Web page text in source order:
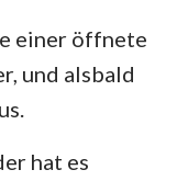
einer öffnete
und alsbald
hat es